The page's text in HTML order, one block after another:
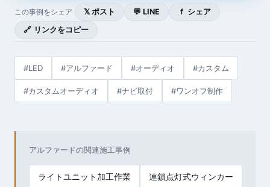
この事例をシェア 𝕏 ポスト 💬 LINE
ｆ シェア
🔗 リンクをコピー
#LED #アルファード #オーディオ #カスタム
#カスタムオーディオ #ナビ取付 #ワンオフ制作
アルファードの関連施工事例
ライトユニット加工作業 連鎖点灯式ウィンカー